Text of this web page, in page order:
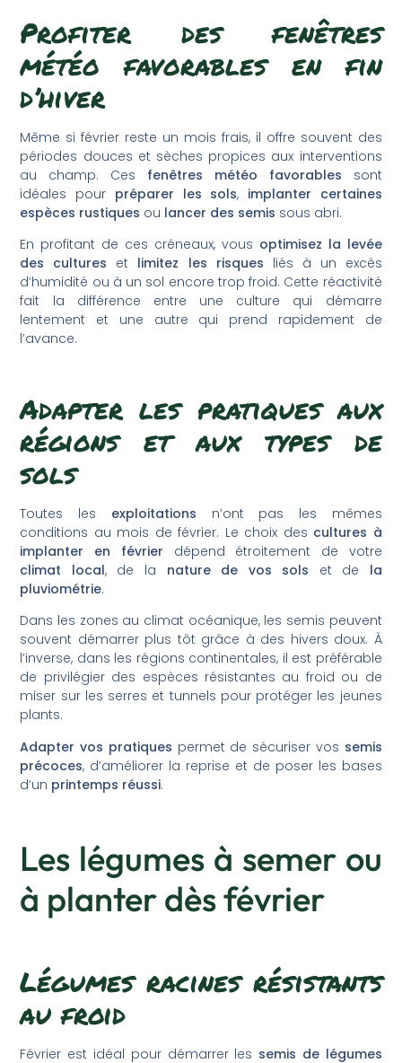
Profiter des fenêtres
météo favorables en fin
d’hiver
Même si février reste un mois frais, il offre souvent des
périodes douces et sèches propices aux interventions
au champ. Ces fenêtres météo favorables sont
idéales pour préparer les sols, implanter certaines
espèces rustiques ou lancer des semis sous abri.
En profitant de ces créneaux, vous optimisez la levée
des cultures et limitez les risques liés à un excès
d’humidité ou à un sol encore trop froid. Cette réactivité
fait la différence entre une culture qui démarre
lentement et une autre qui prend rapidement de
l’avance.
Adapter les pratiques aux
régions et aux types de
sols
Toutes les exploitations n’ont pas les mêmes
conditions au mois de février. Le choix des cultures à
implanter en février dépend étroitement de votre
climat local, de la nature de vos sols et de la
pluviométrie.
Dans les zones au climat océanique, les semis peuvent
souvent démarrer plus tôt grâce à des hivers doux. À
l’inverse, dans les régions continentales, il est préférable
de privilégier des espèces résistantes au froid ou de
miser sur les serres et tunnels pour protéger les jeunes
plants.
Adapter vos pratiques permet de sécuriser vos semis
précoces, d’améliorer la reprise et de poser les bases
d’un printemps réussi.
Les légumes à semer ou
à planter dès février
Légumes racines résistants
au froid
Février est idéal pour démarrer les semis de légumes